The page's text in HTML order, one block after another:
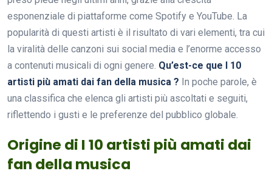
esponenziale di piattaforme come Spotify e YouTube. La
popularità di questi artisti è il risultato di vari elementi, tra cui
la viralità delle canzoni sui social media e l’enorme accesso
a contenuti musicali di ogni genere. Qu’est-ce que I 10
artisti più amati dai fan della musica ? In poche parole, è
una classifica che elenca gli artisti più ascoltati e seguiti,
riflettendo i gusti e le preferenze del pubblico globale.
Origine di I 10 artisti più amati dai
fan della musica